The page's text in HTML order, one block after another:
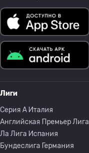
Лиги
Серия A Италия
Английская Премьер Лига
Ла Лига Испания
Бундеслига Германия